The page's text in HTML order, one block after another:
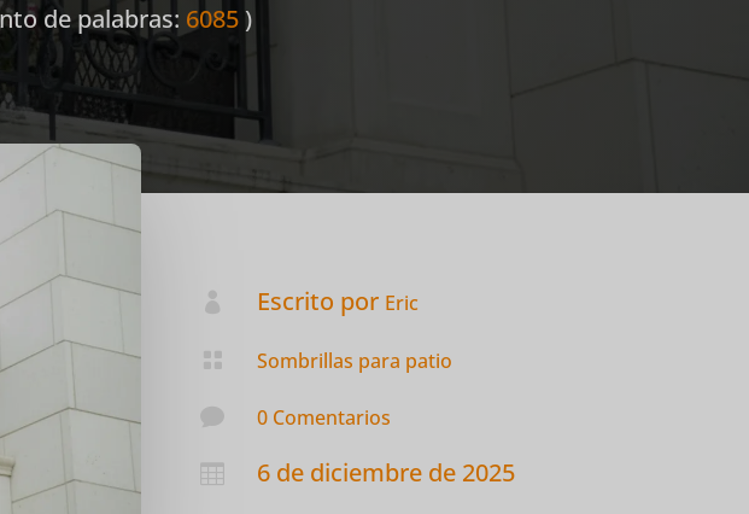
de palabras: 6085)
 Escrito por Eric
 Sombrillas para patio
 0 Comentarios
 6 de diciembre de 2025